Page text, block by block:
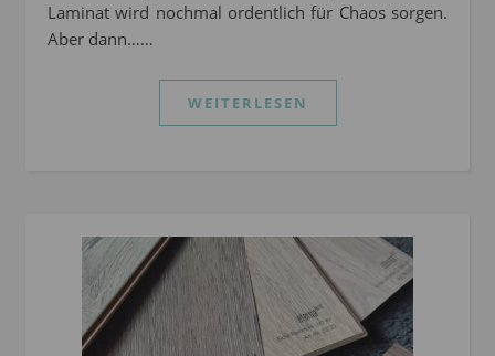
Laminat wird nochmal ordentlich für Chaos sorgen.
Aber dann……
WEITERLESEN